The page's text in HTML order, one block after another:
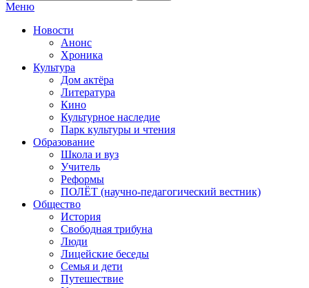
Меню
Новости
Анонс
Хроника
Культура
Дом актёра
Литература
Кино
Культурное наследие
Парк культуры и чтения
Образование
Школа и вуз
Учитель
Реформы
ПОЛЁТ (научно-педагогический вестник)
Общество
История
Свободная трибуна
Люди
Лицейские беседы
Семья и дети
Путешествие